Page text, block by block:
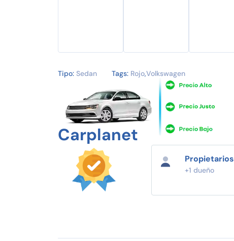
Tipo: Sedan Tags: Rojo,Volkswagen
Carplanet
Propietarios
+1 dueño